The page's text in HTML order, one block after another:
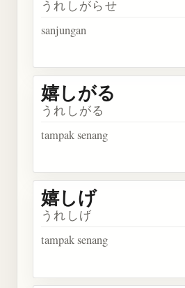
うれしがらせ
sanjungan
嬉しがる
うれしがる
tampak senang
嬉しげ
うれしげ
tampak senang